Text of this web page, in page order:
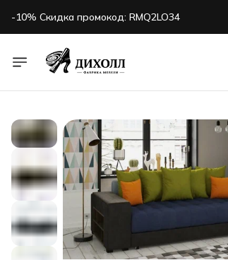
-10% Скидка промокод: RMQ2LO34